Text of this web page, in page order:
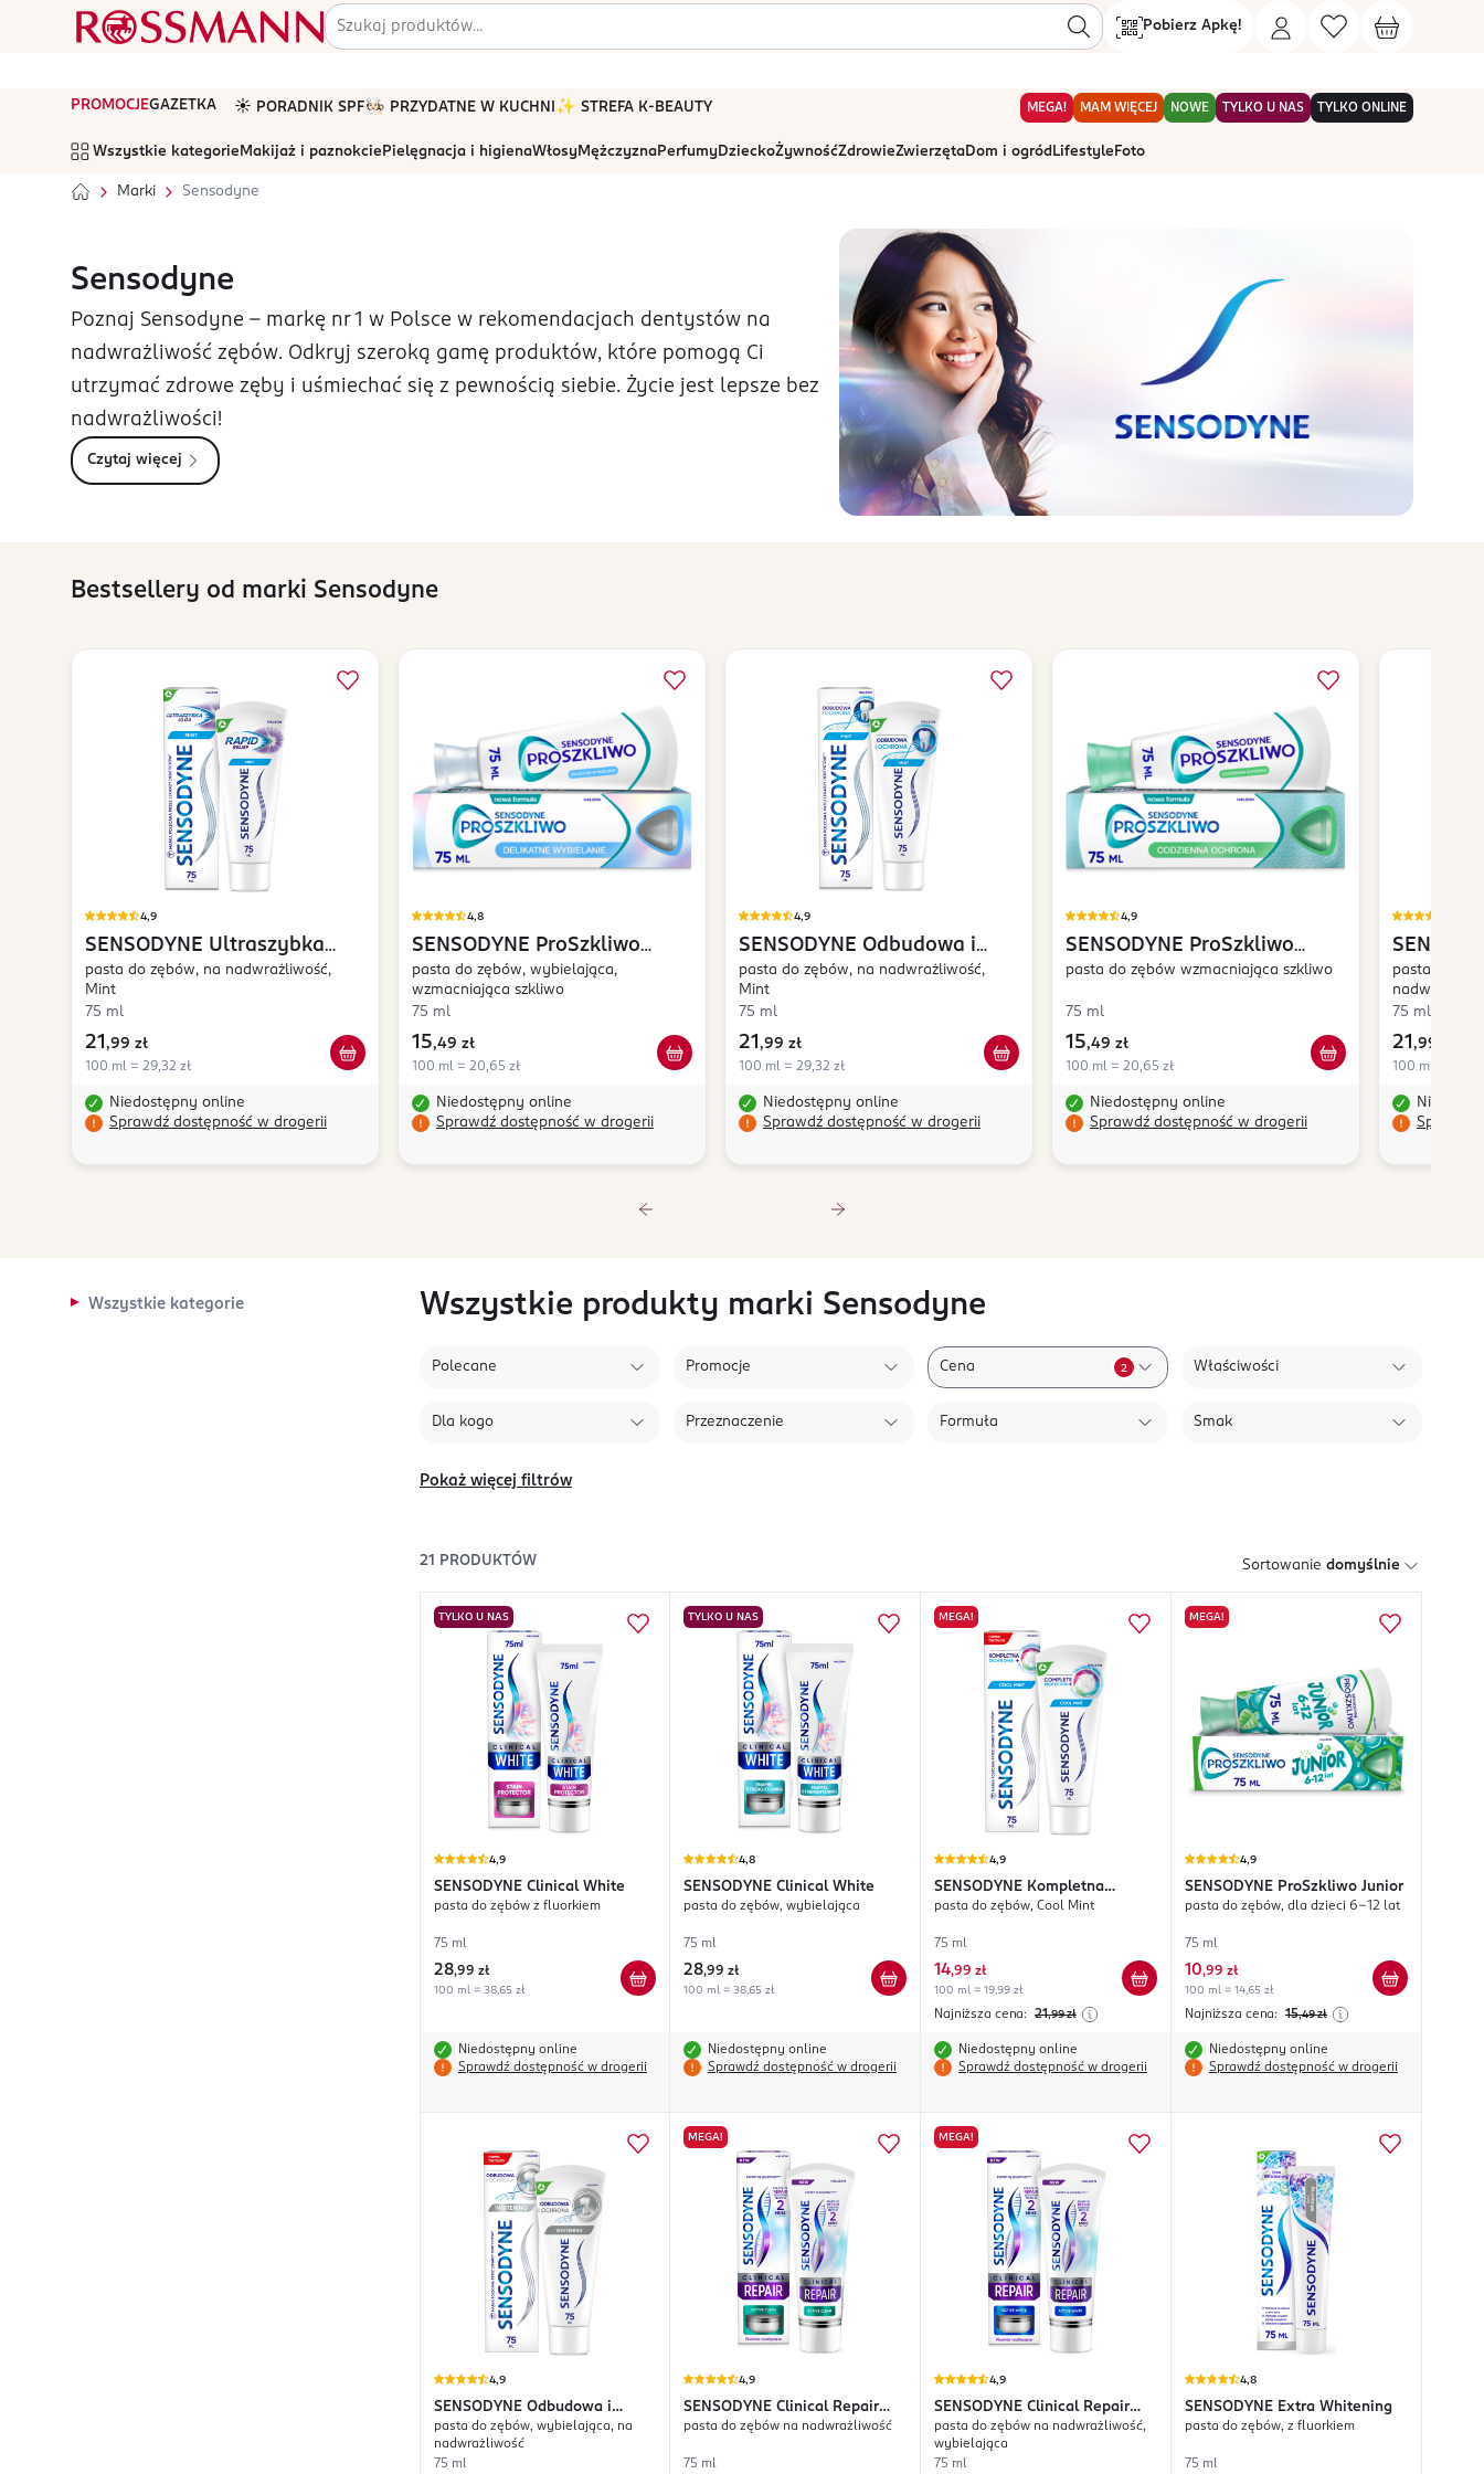
Pobierz Apkę!
PROMOCJEGAZETKA ☀️ PORADNIK SPF🧑🏻‍🍳 PRZYDATNE W KUCHNI ✨ STREFA K-BEAUTY MEGA! MAM WIĘCEJ NOWE TYLKO U NAS TYLKO ONLINE
Wszystkie kategorie Makijaż i paznokcie Pielęgnacja i higienaWłosyMężczyznaPerfumyDzieckoŻywnośćZdrowieZwierzętaDom i ogród Lifestyle Foto
Marki Sensodyne
Sensodyne
Poznaj Sensodyne – markę nr 1 w Polsce w rekomendacjach dentystów na
nadwrażliwość zębów. Odkryj szeroką gamę produktów, które pomogą Ci
utrzymać zdrowe zęby i uśmiechać się z pewnością siebie. Życie jest lepsze bez
nadwrażliwości!
Czytaj więcej
Bestsellery od marki Sensodyne
4,9
SENSODYNE Ultraszybka
Ulga
pasta do zębów, na nadwrażliwość,
Mint
75 ml
21 ,99 zł
100 ml = 29,32 zł
Niedostępny online
Sprawdź dostępność w drogerii
4,8
SENSODYNE ProSzkliwo
Delikatne Wybielanie
pasta do zębów, wybielająca,
wzmacniająca szkliwo
75 ml
15,49 zł
100 ml = 20,65 zł
Niedostępny online
Sprawdź dostępność w drogerii
4,9
SENSODYNE Odbudowa i
Ochrona
pasta do zębów, na nadwrażliwość,
Mint
75 ml
21 ,99 zł
100 ml = 29,32 zł
Niedostępny online
Sprawdź dostępność w drogerii
4,9
SENSODYNE ProSzkliwo
Codzienna Ochrona
pasta do zębów wzmacniająca szkliwo
75 ml
15,49 zł
100 ml = 20,65 zł
Niedostępny online
Sprawdź dostępność w drogerii
Ochrona
pasta do
75 ml
21 ,99 zł
100 ml = 29,32
Sprawdź
Wszystkie kategorie Wszystkie produkty marki Sensodyne
Polecane Promocje Cena 2 Właściwości
Dla kogo Przeznaczenie Formuła Smak
Pokaż więcej filtrów
21 PRODUKTÓW Sortowanie domyślnie
TYLKO U NAS
4,9
SENSODYNE Clinical White
pasta do zębów z fluorkiem
75 ml
28,99 zł
100 ml = 38,65 zł
Niedostępny online
Sprawdź dostępność w drogerii
TYLKO U NAS
4,8
SENSODYNE Clinical White
pasta do zębów, wybielająca
75 ml
28,99 zł
100 ml = 38,65 zł
Niedostępny online
Sprawdź dostępność w drogerii
MEGA!
4,9
SENSODYNE Kompletna
Ochrona+
pasta do zębów, Cool Mint
75 ml
14,99 zł
100 ml = 19,99 zł
Najniższa cena: 21,99 zł
Niedostępny online
Sprawdź dostępność w drogerii
MEGA!
4,9
SENSODYNE ProSzkliwo Junior
pasta do zębów, dla dzieci 6-12 lat
75 ml
10,99 zł
100 ml = 14,65 zł
Najniższa cena: 15,49 zł
Niedostępny online
Sprawdź dostępność w drogerii
4,9
SENSODYNE Odbudowa i
Ochrona Whitening
pasta do zębów, wybielająca, na
nadwrażliwość
75 ml
MEGA!
4,9
SENSODYNE Clinical Repair
Active Clean
pasta do zębów na nadwrażliwość
75 ml
MEGA!
4,9
SENSODYNE Clinical Repair
Active White
pasta do zębów na nadwrażliwość,
wybielająca
75 ml
4,8
SENSODYNE Extra Whitening
pasta do zębów, z fluorkiem
75 ml